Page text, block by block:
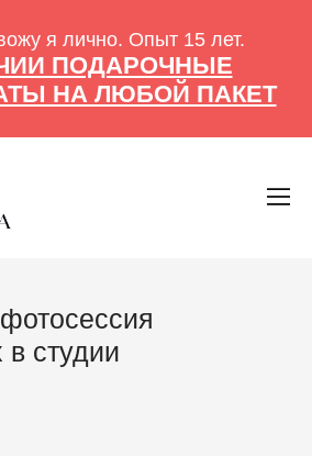
я лично. Опыт 15 лет.
ПОДАРОЧНЫЕ
НА ЛЮБОЙ ПАКЕТ
студии